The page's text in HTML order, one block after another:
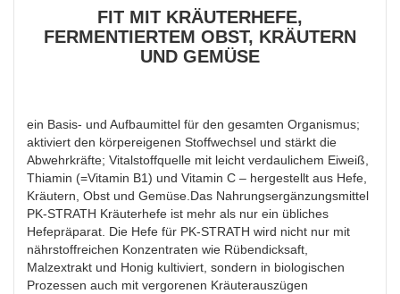
FIT MIT KRÄUTERHEFE,
FERMENTIERTEM OBST, KRÄUTERN
UND GEMÜSE
ein Basis- und Aufbaumittel für den gesamten Organismus;
aktiviert den körpereigenen Stoffwechsel und stärkt die
Abwehrkräfte; Vitalstoffquelle mit leicht verdaulichem Eiweiß,
Thiamin (=Vitamin B1) und Vitamin C – hergestellt aus Hefe,
Kräutern, Obst und Gemüse.Das Nahrungsergänzungsmittel
PK-STRATH Kräuterhefe ist mehr als nur ein übliches
Hefepräparat. Die Hefe für PK-STRATH wird nicht nur mit
nährstoffreichen Konzentraten wie Rübendicksaft,
Malzextrakt und Honig kultiviert, sondern in biologischen
Prozessen auch mit vergorenen Kräuterauszügen